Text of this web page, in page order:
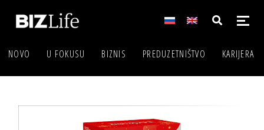
NOVO U FOKUSU BIZNIS PREDUZETNIŠTVO KARIJERA